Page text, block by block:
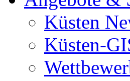
Küsten
Küsten-